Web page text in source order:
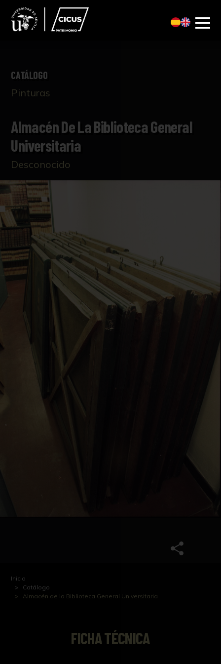
CATÁLOGO
Pinturas
Almacén De La Biblioteca General
Universitaria
Desconocido
Inicio
Catálogo
Almacén de la Biblioteca General Universitaria
FICHA TÉCNICA